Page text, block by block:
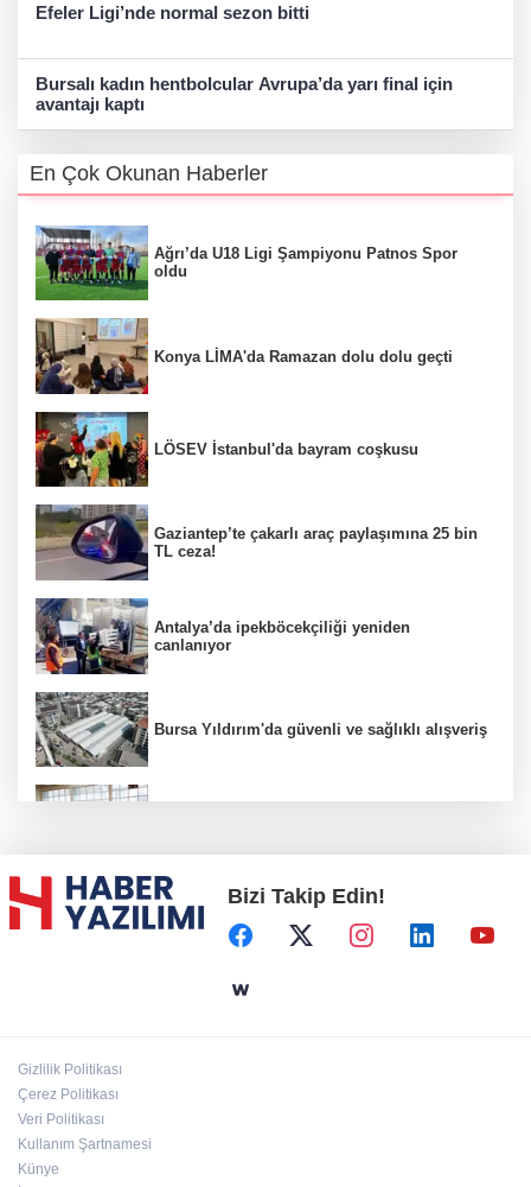
Efeler Ligi’nde normal sezon bitti
Bursalı kadın hentbolcular Avrupa’da yarı final için
avantajı kaptı
En Çok Okunan Haberler
Ağrı’da U18 Ligi Şampiyonu Patnos Spor
oldu
Konya LİMA'da Ramazan dolu dolu geçti
LÖSEV İstanbul'da bayram coşkusu
Gaziantep’te çakarlı araç paylaşımına 25 bin
TL ceza!
Antalya’da ipekböcekçiliği yeniden
canlanıyor
Bursa Yıldırım'da güvenli ve sağlıklı alışveriş
Başkent'in göletlerinde temizlik ve bakım
sürüyor
Bizi Takip Edin!
Gizlilik Politikası
Çerez Politikası
Veri Politikası
Kullanım Şartnamesi
Künye